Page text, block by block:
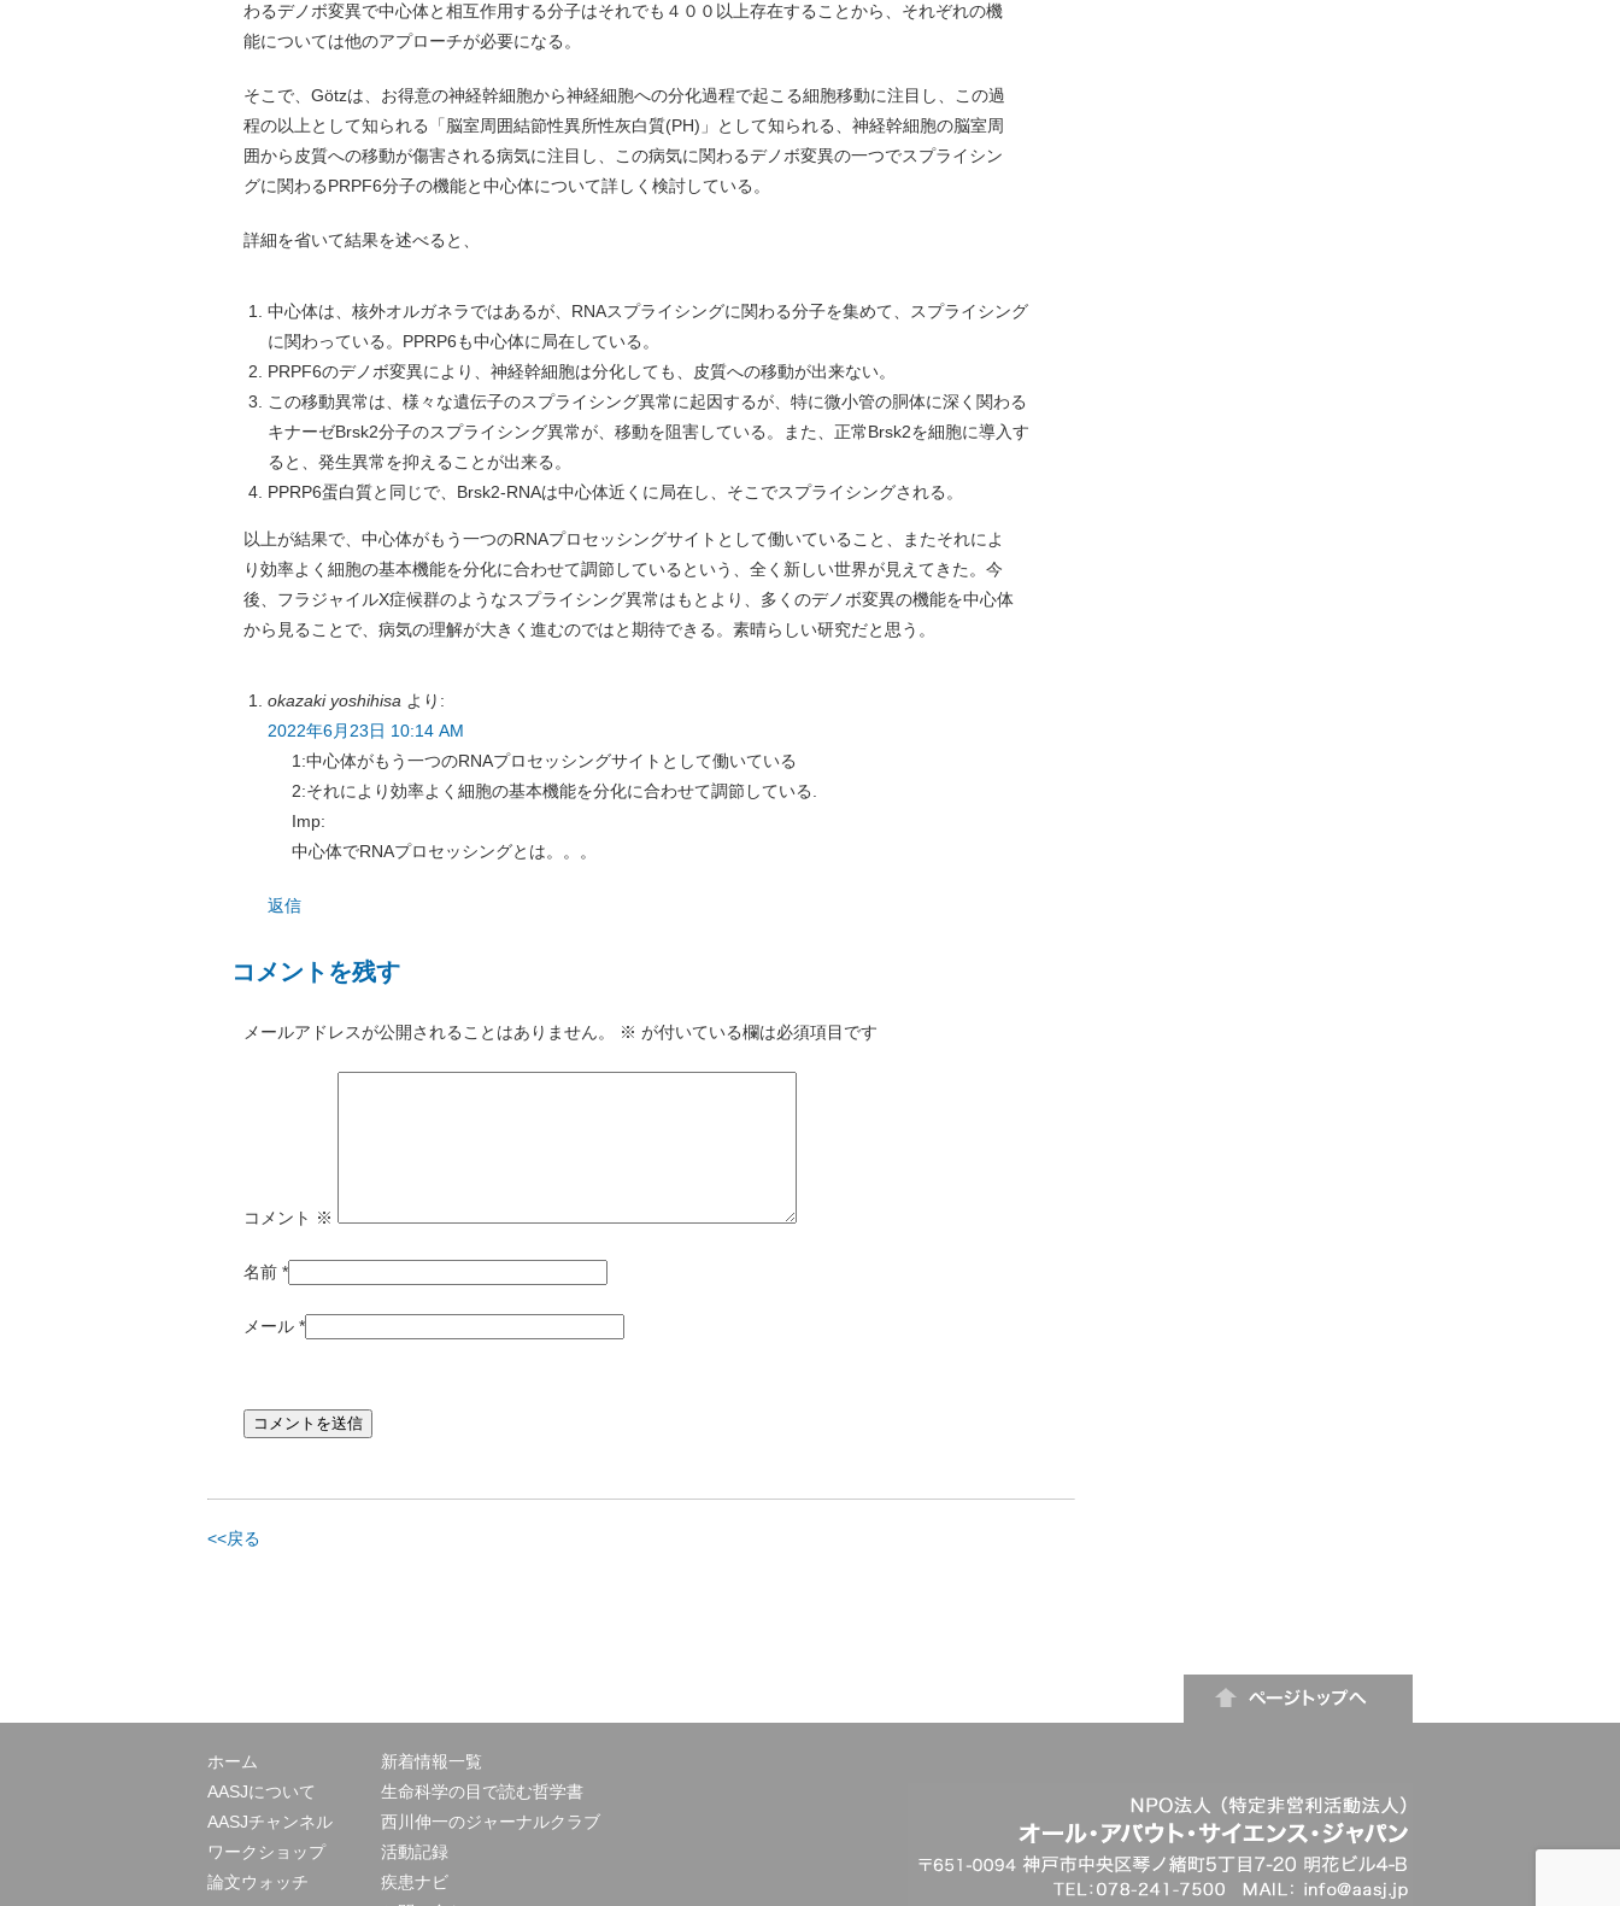
わるデノボ変異で中心体と相互作用する分子はそれでも４００以上存在することから、それぞれの機
能については他のアプローチが必要になる。
そこで、Götzは、お得意の神経幹細胞から神経細胞への分化過程で起こる細胞移動に注目し、この過
程の以上として知られる「脳室周囲結節性異所性灰白質(PH)」として知られる、神経幹細胞の脳室周
囲から皮質への移動が傷害される病気に注目し、この病気に関わるデノボ変異の一つでスプライシン
グに関わるPRPF6分子の機能と中心体について詳しく検討している。
詳細を省いて結果を述べると、
中心体は、核外オルガネラではあるが、RNAスプライシングに関わる分子を集めて、スプライシング
に関わっている。PPRP6も中心体に局在している。
PRPF6のデノボ変異により、神経幹細胞は分化しても、皮質への移動が出来ない。
この移動異常は、様々な遺伝子のスプライシング異常に起因するが、特に微小管の胴体に深く関わる
キナーゼBrsk2分子のスプライシング異常が、移動を阻害している。また、正常Brsk2を細胞に導入す
ると、発生異常を抑えることが出来る。
PPRP6蛋白質と同じで、Brsk2-RNAは中心体近くに局在し、そこでスプライシングされる。
以上が結果で、中心体がもう一つのRNAプロセッシングサイトとして働いていること、またそれによ
り効率よく細胞の基本機能を分化に合わせて調節しているという、全く新しい世界が見えてきた。今
後、フラジャイルX症候群のようなスプライシング異常はもとより、多くのデノボ変異の機能を中心体
から見ることで、病気の理解が大きく進むのではと期待できる。素晴らしい研究だと思う。
okazaki yoshihisa より:
2022年6月23日 10:14 AM
1:中心体がもう一つのRNAプロセッシングサイトとして働いている
2:それにより効率よく細胞の基本機能を分化に合わせて調節している.
Imp:
中心体でRNAプロセッシングとは。。。
返信
コメントを残す
メールアドレスが公開されることはありません。 ※ が付いている欄は必須項目です
コメント ※
名前 *
メール *
<<戻る
ホーム
AASJについて
AASJチャンネル
ワークショップ
論文ウォッチ
新着情報一覧
生命科学の目で読む哲学書
西川伸一のジャーナルクラブ
活動記録
疾患ナビ